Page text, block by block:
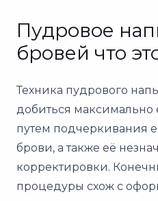
Пудровое
бровей что
Техника пудрового
добиться максимально
путем подчеркивания
брови, а также её
корректировки.
процедуры схож с